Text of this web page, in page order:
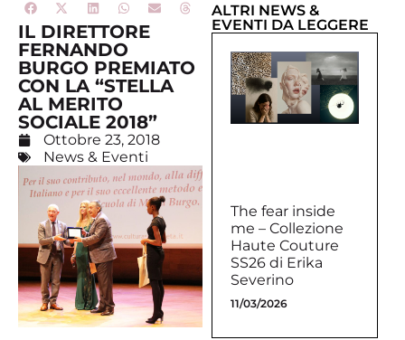
IL DIRETTORE
FERNANDO
BURGO PREMIATO
CON LA “STELLA
AL MERITO
SOCIALE 2018”
Ottobre 23, 2018
News & Eventi
ALTRI NEWS &
EVENTI DA LEGGERE
The fear inside
me – Collezione
Haute Couture
SS26 di Erika
Severino
11/03/2026